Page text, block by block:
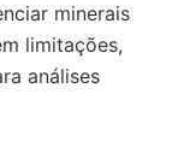
minerais
limitações,
análises